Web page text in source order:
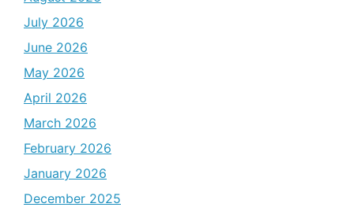
July 2026
June 2026
May 2026
April 2026
March 2026
February 2026
January 2026
December 2025